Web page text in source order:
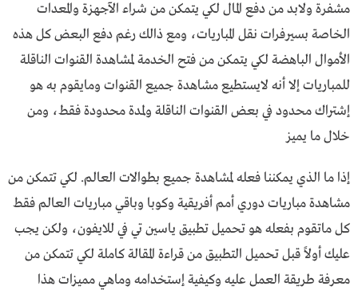
مشفرة ولابد من دفع المال لكي يتمكن من شراء الآجهزة والمعدات
الخاصة بسيرفرات نقل المباريات، ومع ذالك رغم دفع البعض كل هذه
الأموال الباهضة لكي يتمكن من فتح الخدمة لمشاهدة القنوات الناقلة
للمباريات إلا أنه لايستطيع مشاهدة جميع القنوات ومايقوم به هو
إشتراك محدود في بعض القنوات الناقلة ولمدة محدودة فقط، ومن
خلال ما يميز
إذا ما الذي يمكننا فعله لمشاهدة جميع بطوالات العالم. لكي تتمكن من
مشاهدة مباريات دوري أمم أفريقية وكوبا وباقي مباريات العالم فقط
كل ماتقوم بفعله هو تحميل تطبيق ياسين تي في للايفون، ولكن يجب
عليك أولاً قبل تحميل التطبيق من قراءة المقالة كاملة لكي تتمكن من
معرفة طريقة العمل عليه وكيفية إستخدامه وماهي مميزات هذا